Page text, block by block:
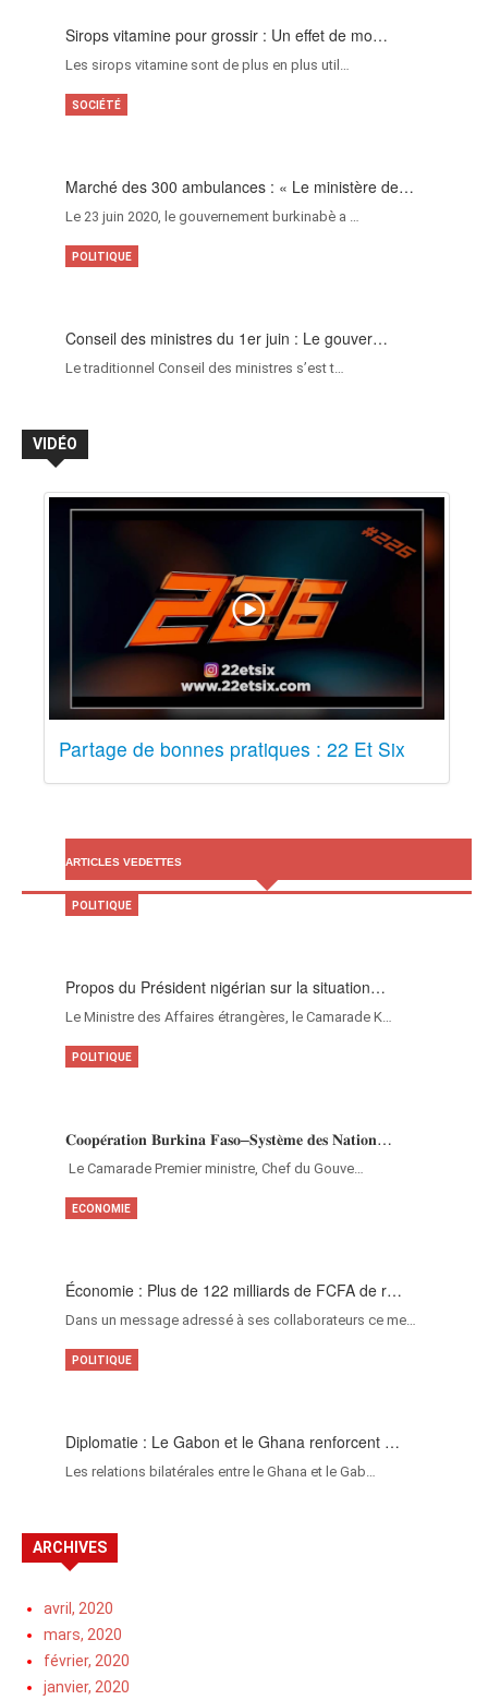
Sirops vitamine pour grossir : Un effet de mo…
Les sirops vitamine sont de plus en plus util…
Marché des 300 ambulances : « Le ministère de…
Le 23 juin 2020, le gouvernement burkinabè a …
SOCIÉTÉ
Conseil des ministres du 1er juin : Le gouver…
Le traditionnel Conseil des ministres s’est t…
POLITIQUE
VIDÉO
Partage de bonnes pratiques : 22 Et Six
ARTICLES VEDETTES
Propos du Président nigérian sur la situation…
Le Ministre des Affaires étrangères, le Camarade K…
POLITIQUE
𝐂𝐨𝐨𝐩𝐞́𝐫𝐚𝐭𝐢𝐨𝐧 𝐁𝐮𝐫𝐤𝐢𝐧𝐚 𝐅𝐚𝐬𝐨–𝐒𝐲𝐬𝐭𝐞̀𝐦𝐞 𝐝𝐞𝐬 𝐍𝐚𝐭𝐢𝐨𝐧…
‎Le Camarade Premier ministre, Chef du Gouve…
POLITIQUE
Économie : Plus de 122 milliards de FCFA de r…
Dans un message adressé à ses collaborateurs ce me…
ECONOMIE
Diplomatie : Le Gabon et le Ghana renforcent …
Les relations bilatérales entre le Ghana et le Gab…
POLITIQUE
ARCHIVES
avril, 2020
mars, 2020
février, 2020
janvier, 2020